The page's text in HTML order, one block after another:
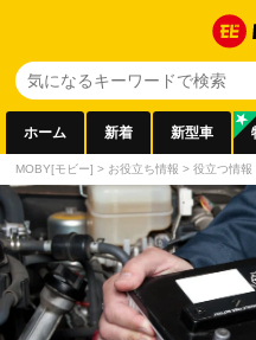
ホーム 新着 新型車
MOBY[モビー] > お役立ち情報 > 役立つ情報